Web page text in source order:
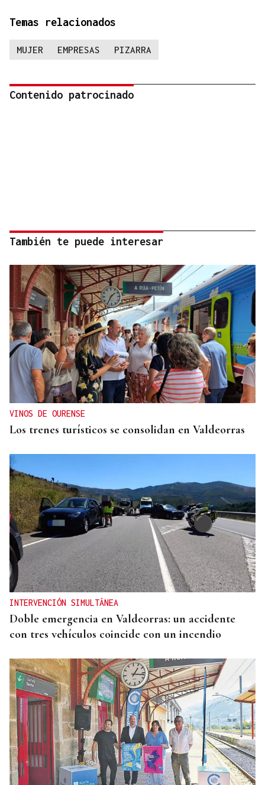
Temas relacionados
MUJER EMPRESAS PIZARRA
Contenido patrocinado
También te puede interesar
VINOS DE OURENSE
Los trenes turísticos se consolidan en Valdeorras
INTERVENCIÓN SIMULTÁNEA
Doble emergencia en Valdeorras: un accidente
con tres vehículos coincide con un incendio